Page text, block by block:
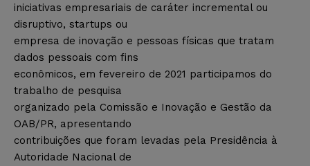
iniciativas empresariais de caráter incremental ou
disruptivo, startups ou
empresa de inovação e pessoas físicas que tratam
dados pessoais com fins
econômicos, em fevereiro de 2021 participamos do
trabalho de pesquisa
organizado pela Comissão e Inovação e Gestão da
OAB/PR, apresentando
contribuições que foram levadas pela Presidência à
Autoridade Nacional de